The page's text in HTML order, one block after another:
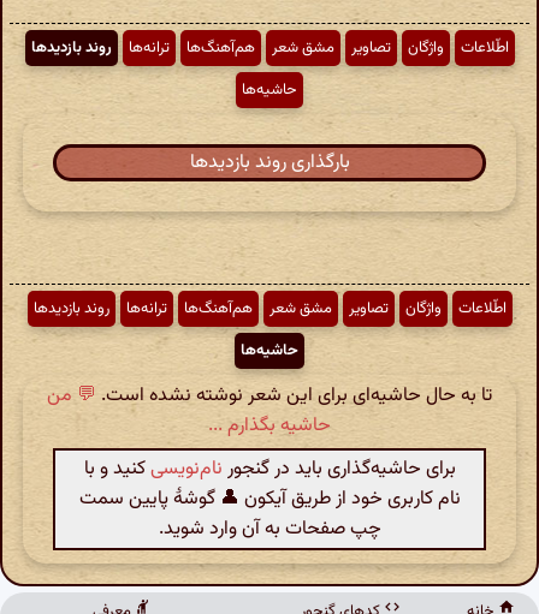
اطّلاعات واژگان تصاویر مشق شعر هم‌آهنگ‌ها ترانه‌ها
روند بازدیدها
حاشیه‌ها
بارگذاری روند بازدیدها
اطّلاعات واژگان تصاویر مشق شعر هم‌آهنگ‌ها ترانه‌ها
روند بازدیدها
حاشیه‌ها
تا به حال حاشیه‌ای برای این شعر نوشته نشده است. 💬 من
حاشیه بگذارم ...
برای حاشیه‌گذاری باید در گنجور نام‌نویسیکنید و با
نام کاربری خود از طریق آیکون 👤 گوشهٔ پایین سمت
چپ صفحات به آن وارد شوید.